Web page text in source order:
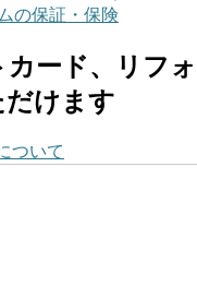
の保証・保険
カード、リフ
だけます